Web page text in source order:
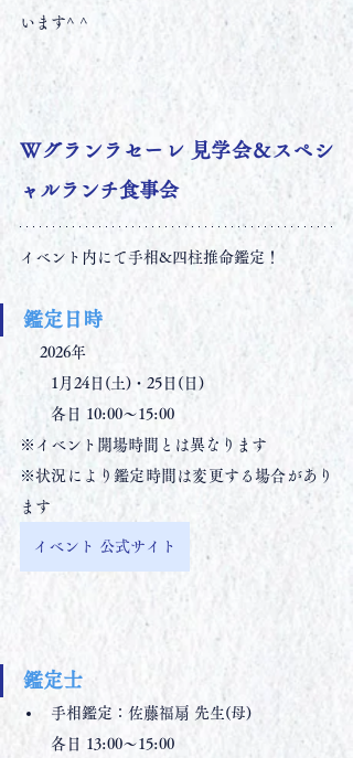
います^ ^
Wグランラセーレ 見学会＆スペシ
ャルランチ食事会
イベント内にて手相&四柱推命鑑定！
鑑定日時
2026年
1月24日(土)・25日(日)
各日 10:00〜15:00
※イベント開場時間とは異なります
※状況により鑑定時間は変更する場合があり
ます
イベント 公式サイト
鑑定士
手相鑑定：佐藤福扇 先生(母)
各日 13:00〜15:00